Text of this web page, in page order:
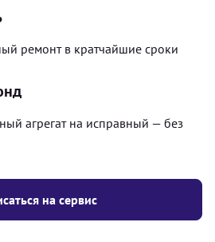
на сервис
ремонт в кратчайшие сроки
агрегат на исправный — без